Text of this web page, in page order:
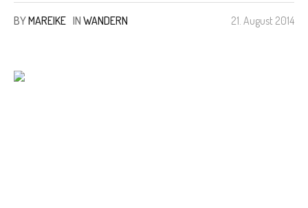
21. August 2014
BYMAREIKE IN WANDERN